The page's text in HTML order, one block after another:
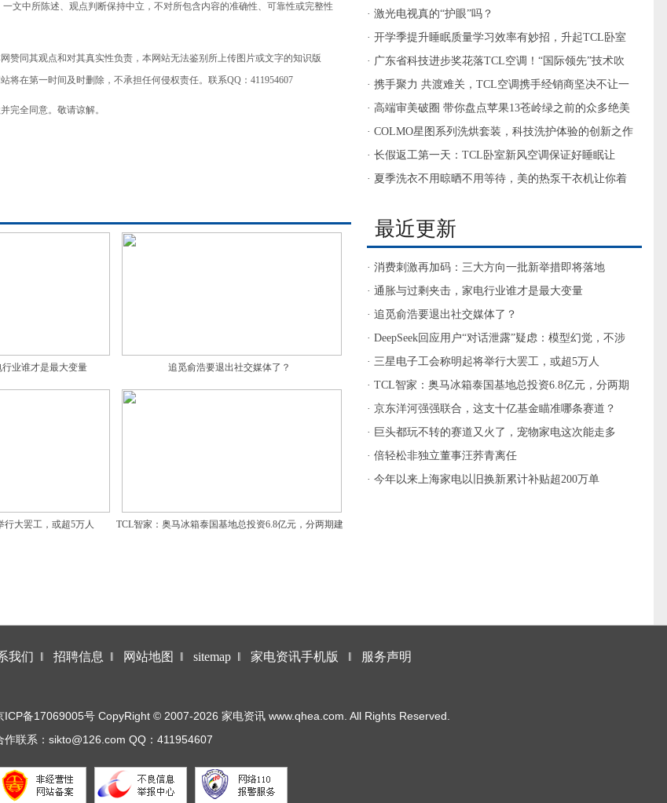
文中所陈述、观点判断保持中立，不对所包含内容的准确性、可靠性或完整性
赞同其观点和对其真实性负责，本网站无法鉴别所上传图片或文字的知识版
在第一时间及时删除，不承担任何侵权责任。联系QQ：411954607
完全同意。敬请谅解。
业谁才是最大变量 追觅俞浩要退出社交媒体了？
大罢工，或超5万人 TCL智家：奥马冰箱泰国基地总投资6.8亿元，分两期建
康新风更能温柔送风
· 激光电视真的“护眼”吗？
· 开学季提升睡眠质量学习效率有妙招，升起TCL卧室
新风空调小蓝翼
· 广东省科技进步奖花落TCL空调！“国际领先”技术吹
来智慧新风
· 携手聚力 共渡难关，TCL空调携手经销商坚决不让一
台因受灾泡水的空调流入市场
· 高端审美破圈 带你盘点苹果13苍岭绿之前的众多绝美
绿调配色
· COLMO星图系列洗烘套装，科技洗护体验的创新之作
· 长假返工第一天：TCL卧室新风空调保证好睡眠让
你“满血复活”!
· 夏季洗衣不用晾晒不用等待，美的热泵干衣机让你着
最近更新
· 消费刺激再加码：三大方向一批新举措即将落地
· 通胀与过剩夹击，家电行业谁才是最大变量
· 追觅俞浩要退出社交媒体了？
· DeepSeek回应用户“对话泄露”疑虑：模型幻觉，不涉
及安全问题
· 三星电子工会称明起将举行大罢工，或超5万人
· TCL智家：奥马冰箱泰国基地总投资6.8亿元，分两期
建设
· 京东洋河强强联合，这支十亿基金瞄准哪条赛道？
· 巨头都玩不转的赛道又火了，宠物家电这次能走多
远？
· 倍轻松非独立董事汪荞青离任
· 今年以来上海家电以旧换新累计补贴超200万单
我们 ‖ 招聘信息 ‖ 网站地图 ‖ sitemap ‖ 家电资讯手机版 ‖ 服务声明
ICP备17069005号 CopyRight © 2007-2026 家电资讯 www.qhea.com. All Rights Reserved.
作联系：sikto@126.com QQ：411954607